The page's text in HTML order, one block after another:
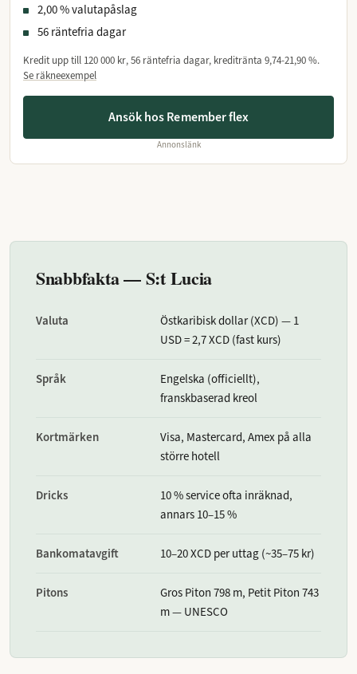
2,00 % valutapåslag
56 räntefria dagar
Kredit upp till 120 000 kr, 56 räntefria dagar, kreditränta 9,74-21,90 %.
Se räkneexempel
Ansök hos Remember flex
Annonslänk
Snabbfakta — S:t Lucia
Valuta
Östkaribisk dollar (XCD) — 1
USD = 2,7 XCD (fast kurs)
Språk
Engelska (officiellt),
franskbaserad kreol
Kortmärken
Visa, Mastercard, Amex på alla
större hotell
Dricks
10 % service ofta inräknad,
annars 10–15 %
Bankomatavgift 10–20 XCD per uttag (~35–75 kr)
Pitons
Gros Piton 798 m, Petit Piton 743
m — UNESCO